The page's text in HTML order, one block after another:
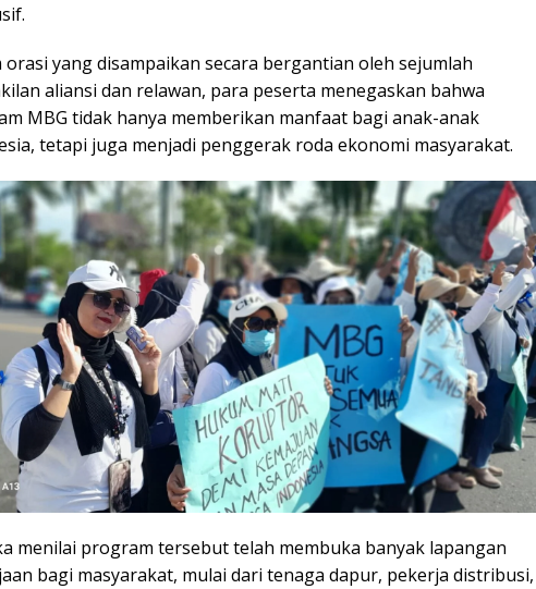
orasi yang disampaikan secara bergantian oleh sejumlah
aliansi dan relawan, para peserta menegaskan bahwa
MBG tidak hanya memberikan manfaat bagi anak-anak
tetapi juga menjadi penggerak roda ekonomi masyarakat.
menilai program tersebut telah membuka banyak lapangan
bagi masyarakat, mulai dari tenaga dapur, pekerja distribusi,